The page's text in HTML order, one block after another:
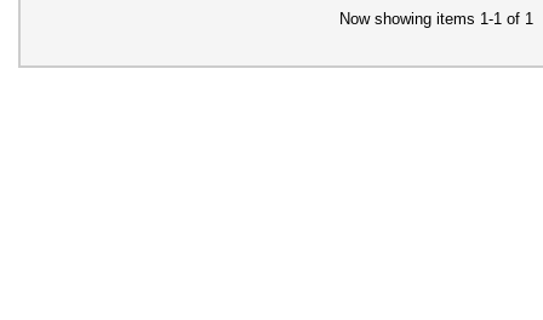
Now showing items 1-1 of 1